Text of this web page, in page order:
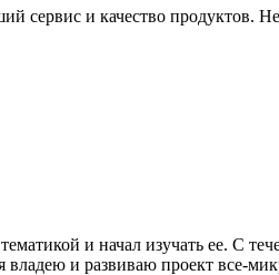
сервис и качество продуктов.
и начал изучать ее. С
владею и развиваю проект все-